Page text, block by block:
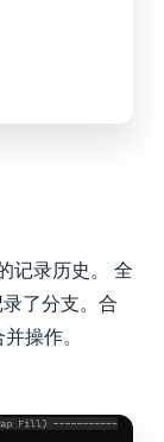
记录历史。 全
录了分支。合
操作。